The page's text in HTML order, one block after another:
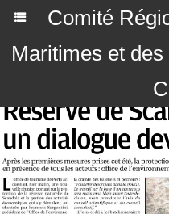
Comité
Maritimes et